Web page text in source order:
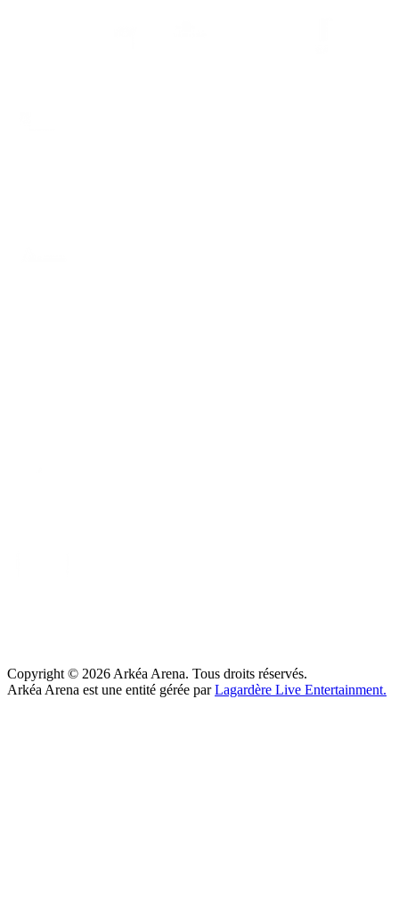
Copyright © 2026 Arkéa Arena. Tous droits réservés.
Arkéa Arena est une entité gérée par Lagardère Live Entertainment.